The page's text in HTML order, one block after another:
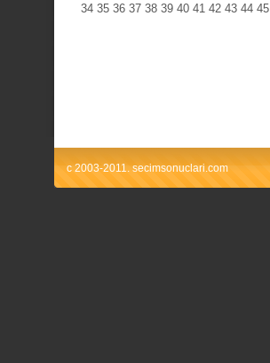
34 35 36 37 38 39 40 41 42 43 44 45
c 2003-2011. secimsonuclari.com